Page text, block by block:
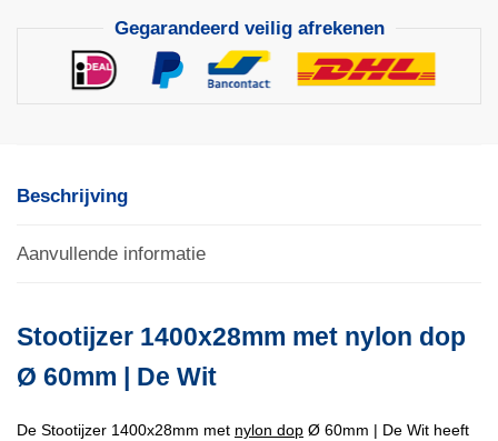
Gegarandeerd veilig afrekenen
Beschrijving
Aanvullende informatie
Stootijzer 1400x28mm met nylon dop
Ø 60mm | De Wit
De Stootijzer 1400x28mm met nylon dop Ø 60mm | De Wit heeft